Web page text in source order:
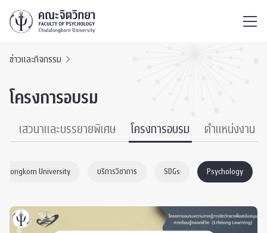
ข่าวและกิจกรรม
โครงการอบรม
เสวนาและบรรยายพิเศษ โครงการอบรม ตำแหน่งงาน
University บริการวิชาการ SDGs Psychology